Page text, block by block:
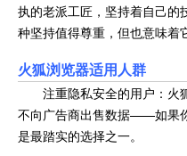
执的老派工匠，坚持着自己
种坚持值得尊重，但也意味着
火狐浏览器适用人群
注重隐私安全的用户：火
不向广告商出售数据——如果
是最踏实的选择之一。